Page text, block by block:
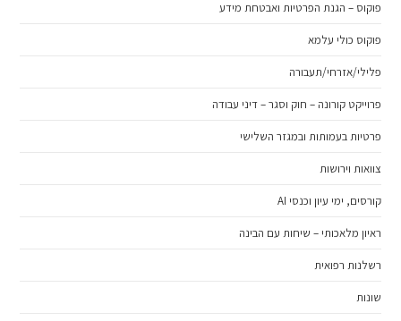
פוקוס – הגנת הפרטיות ואבטחת מידע
פוקוס כולי עלמא
פלילי/אזרחי/תעבורה
פרוייקט קורונה – חוק וסגר – דיני עבודה
פרטיות בעמותות ובמגזר השלישי
צוואות וירושות
קורסים, ימי עיון וכנסי AI
ראיון מלאכותי – שיחות עם הבינה
רשלנות רפואית
שונות